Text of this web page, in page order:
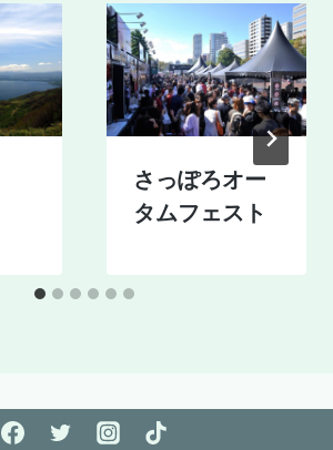
さっぽろオー
タムフェスト